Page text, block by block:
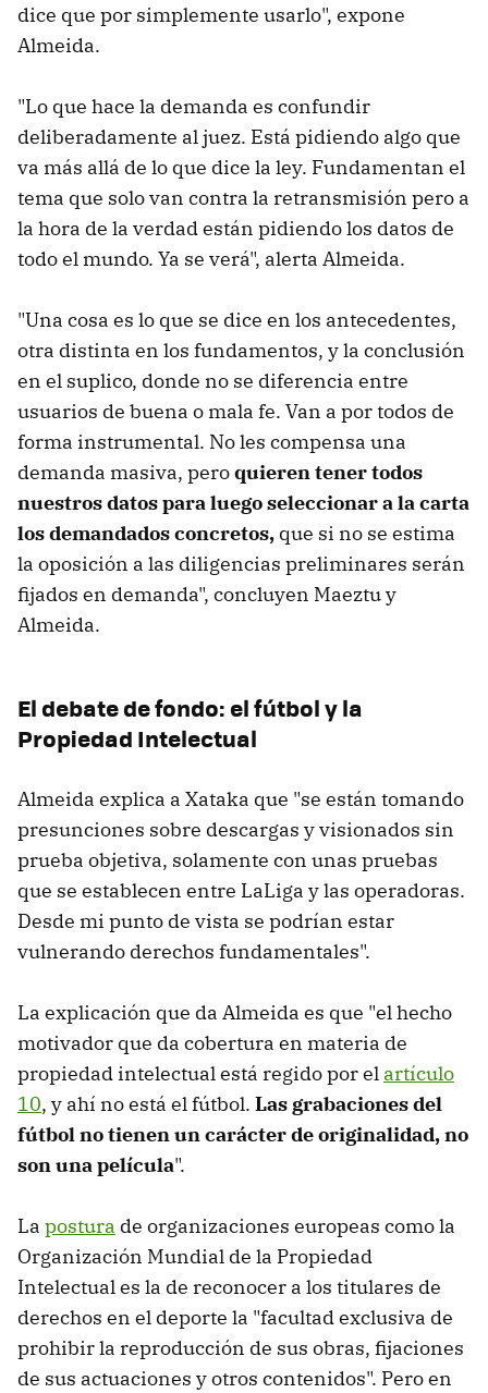
dice que por simplemente usarlo", expone
Almeida.
"Lo que hace la demanda es confundir
deliberadamente al juez. Está pidiendo algo que
va más allá de lo que dice la ley. Fundamentan el
tema que solo van contra la retransmisión pero a
la hora de la verdad están pidiendo los datos de
todo el mundo. Ya se verá", alerta Almeida.
"Una cosa es lo que se dice en los antecedentes,
otra distinta en los fundamentos, y la conclusión
en el suplico, donde no se diferencia entre
usuarios de buena o mala fe. Van a por todos de
forma instrumental. No les compensa una
demanda masiva, peroquieren tener todos
nuestros datos para luego seleccionar a la carta
los demandados concretos, que si no se estima
la oposición a las diligencias preliminares serán
fijados en demanda", concluyen Maeztu y
Almeida.
El debate de fondo: el fútbol y la
Propiedad Intelectual
Almeida explica a Xataka que "se están tomando
presunciones sobre descargas y visionados sin
prueba objetiva, solamente con unas pruebas
que se establecen entre LaLiga y las operadoras.
Desde mi punto de vista se podrían estar
vulnerando derechos fundamentales".
La explicación que da Almeida es que "el hecho
motivador que da cobertura en materia de
propiedad intelectual está regido por el artículo
10, y ahí no está el fútbol. Las grabaciones del
fútbol no tienen un carácter de originalidad, no
son una película".
La postura de organizaciones europeas como la
Organización Mundial de la Propiedad
Intelectual es la de reconocer a los titulares de
derechos en el deporte la "facultad exclusiva de
prohibir la reproducción de sus obras, fijaciones
de sus actuaciones y otros contenidos". Pero en